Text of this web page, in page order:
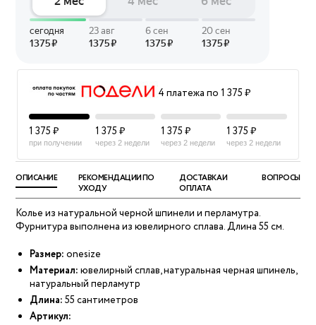
4 платежа по 1 375 ₽
1 375 ₽
при получении
1 375 ₽
через 2 недели
1 375 ₽
через 2 недели
1 375 ₽
через 2 недели
ОПИСАНИЕ
РЕКОМЕНДАЦИИ ПО
УХОДУ
ДОСТАВКА И
ОПЛАТА
ВОПРОСЫ
Колье из натуральной черной шпинели и перламутра.
Фурнитура выполнена из ювелирного сплава. Длина 55 см.
Размер: onesize
Материал: ювелирный сплав, натуральная черная шпинель,
натуральный перламутр
Длина: 55 сантиметров
Артикул: